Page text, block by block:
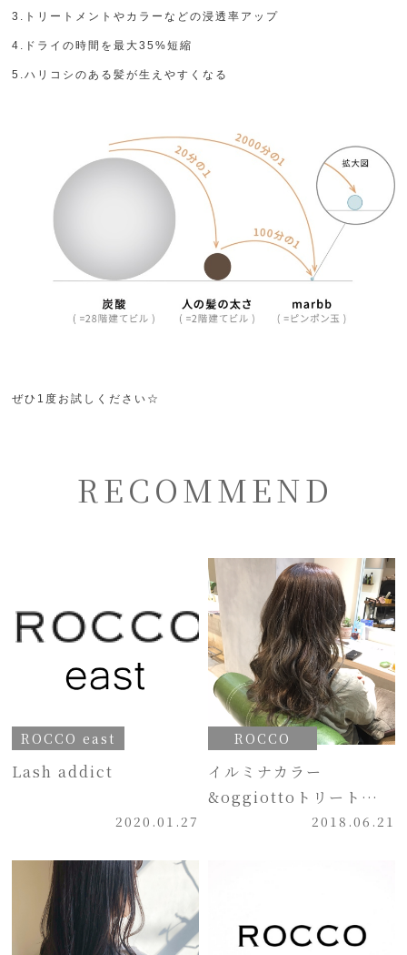
3.トリートメントやカラーなどの浸透率アップ
4.ドライの時間を最大35%短縮
5.ハリコシのある髪が生えやすくなる
ぜひ1度お試しください☆
RECOMMEND
ROCCO east
Lash addict
2020.01.27
ROCCO
イルミナカラー
&oggiottoトリートメン
2018.06.21